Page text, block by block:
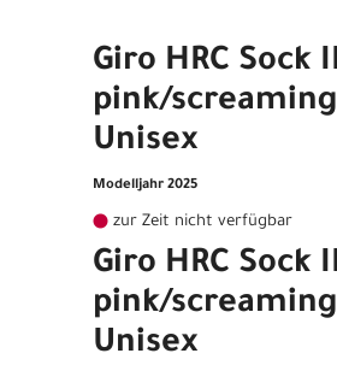
Giro HRC Sock
pink/
Unisex
Modelljahr 2025
zur Zeit nicht verfügbar
Giro HRC Sock
pink/
Unisex